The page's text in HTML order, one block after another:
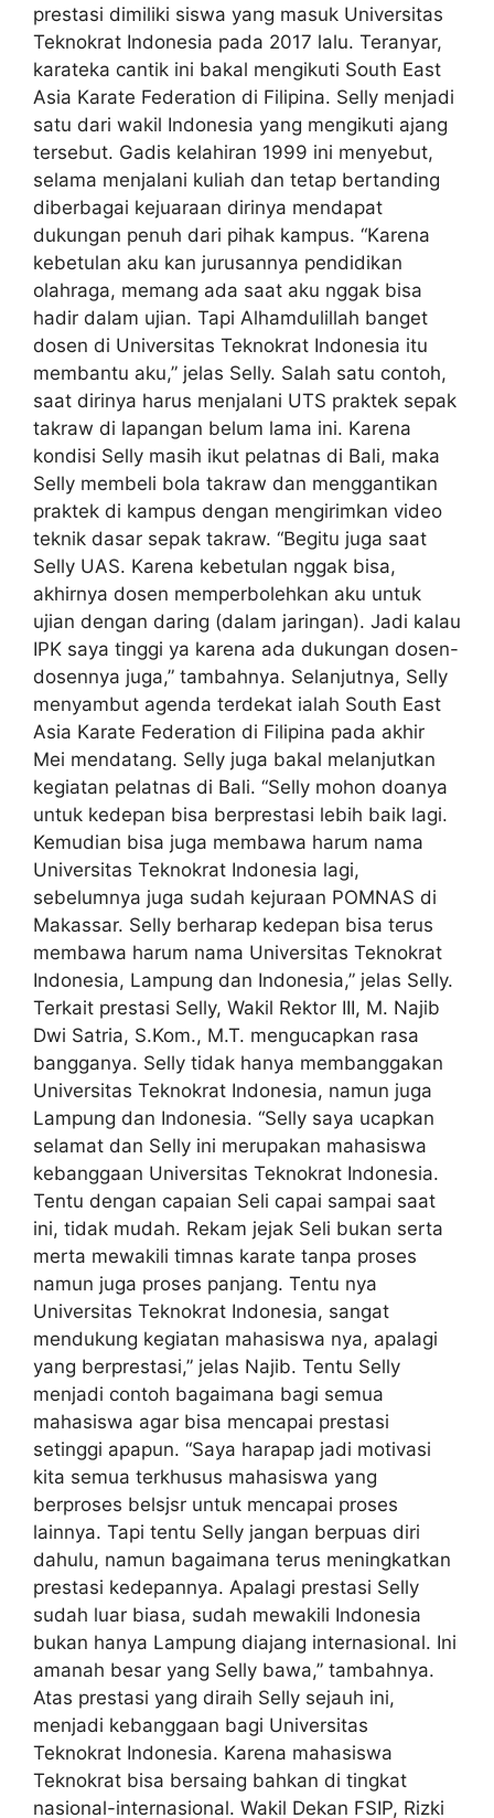
prestasi dimiliki siswa yang masuk Universitas
Teknokrat Indonesia pada 2017 lalu. Teranyar,
karateka cantik ini bakal mengikuti South East
Asia Karate Federation di Filipina. Selly menjadi
satu dari wakil Indonesia yang mengikuti ajang
tersebut. Gadis kelahiran 1999 ini menyebut,
selama menjalani kuliah dan tetap bertanding
diberbagai kejuaraan dirinya mendapat
dukungan penuh dari pihak kampus. “Karena
kebetulan aku kan jurusannya pendidikan
olahraga, memang ada saat aku nggak bisa
hadir dalam ujian. Tapi Alhamdulillah banget
dosen di Universitas Teknokrat Indonesia itu
membantu aku,” jelas Selly. Salah satu contoh,
saat dirinya harus menjalani UTS praktek sepak
takraw di lapangan belum lama ini. Karena
kondisi Selly masih ikut pelatnas di Bali, maka
Selly membeli bola takraw dan menggantikan
praktek di kampus dengan mengirimkan video
teknik dasar sepak takraw. “Begitu juga saat
Selly UAS. Karena kebetulan nggak bisa,
akhirnya dosen memperbolehkan aku untuk
ujian dengan daring (dalam jaringan). Jadi kalau
IPK saya tinggi ya karena ada dukungan dosen-
dosennya juga,” tambahnya. Selanjutnya, Selly
menyambut agenda terdekat ialah South East
Asia Karate Federation di Filipina pada akhir
Mei mendatang. Selly juga bakal melanjutkan
kegiatan pelatnas di Bali. “Selly mohon doanya
untuk kedepan bisa berprestasi lebih baik lagi.
Kemudian bisa juga membawa harum nama
Universitas Teknokrat Indonesia lagi,
sebelumnya juga sudah kejuraan POMNAS di
Makassar. Selly berharap kedepan bisa terus
membawa harum nama Universitas Teknokrat
Indonesia, Lampung dan Indonesia,” jelas Selly.
Terkait prestasi Selly, Wakil Rektor III, M. Najib
Dwi Satria, S.Kom., M.T. mengucapkan rasa
bangganya. Selly tidak hanya membanggakan
Universitas Teknokrat Indonesia, namun juga
Lampung dan Indonesia. “Selly saya ucapkan
selamat dan Selly ini merupakan mahasiswa
kebanggaan Universitas Teknokrat Indonesia.
Tentu dengan capaian Seli capai sampai saat
ini, tidak mudah. Rekam jejak Seli bukan serta
merta mewakili timnas karate tanpa proses
namun juga proses panjang. Tentu nya
Universitas Teknokrat Indonesia, sangat
mendukung kegiatan mahasiswa nya, apalagi
yang berprestasi,” jelas Najib. Tentu Selly
menjadi contoh bagaimana bagi semua
mahasiswa agar bisa mencapai prestasi
setinggi apapun. “Saya harapap jadi motivasi
kita semua terkhusus mahasiswa yang
berproses belsjsr untuk mencapai proses
lainnya. Tapi tentu Selly jangan berpuas diri
dahulu, namun bagaimana terus meningkatkan
prestasi kedepannya. Apalagi prestasi Selly
sudah luar biasa, sudah mewakili Indonesia
bukan hanya Lampung diajang internasional. Ini
amanah besar yang Selly bawa,” tambahnya.
Atas prestasi yang diraih Selly sejauh ini,
menjadi kebanggaan bagi Universitas
Teknokrat Indonesia. Karena mahasiswa
Teknokrat bisa bersaing bahkan di tingkat
nasional-internasional. Wakil Dekan FSIP, Rizki